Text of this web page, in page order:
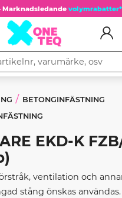
Marknadsledande volymrabatter*
BETONGINFÄSTNING
EKD-K
ventilation och
stång önskas användas.